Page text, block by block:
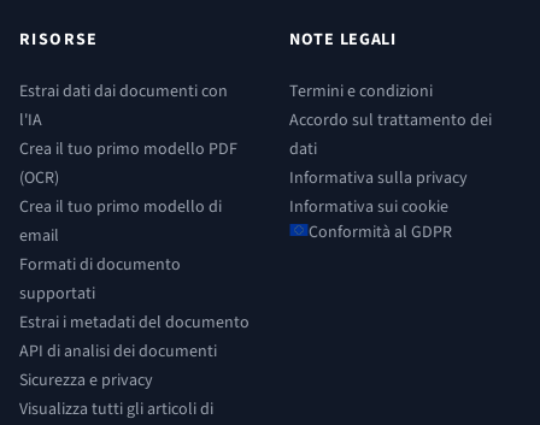
RISORSE
Estrai dati dai documenti con
l'IA
Crea il tuo primo modello PDF
(OCR)
Crea il tuo primo modello di
email
Formati di documento
supportati
Estrai i metadati del documento
API di analisi dei documenti
Sicurezza e privacy
Visualizza tutti gli articoli di
NOTE LEGALI
Termini e condizioni
Accordo sul trattamento dei
dati
Informativa sulla privacy
Informativa sui cookie
Conformità al GDPR